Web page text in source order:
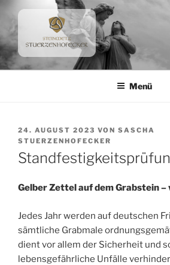
springen
STEINMETZ
Ihr Ansprechpartner für Naturstein
Menü
VERÖFFENTLICHT
AM
24. AUGUST 2023 VON SASCHA
STUERZENHOFECKER
Gelber Zettel auf dem Grabstein –
Jedes Jahr werden auf deutschen
sämtliche Grabmale
dient vor allem der Sicherheit und
lebensgefährliche Unfälle